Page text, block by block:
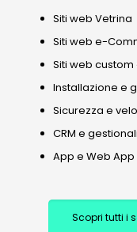
Siti web Vetrina
Siti web e-
Siti web
Installazione e
Sicurezza e
CRM e gestionali
App e Web App
Scopri tutti i